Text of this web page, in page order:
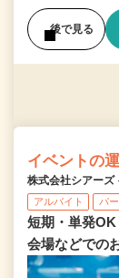
後で見る
イベントの
株式会社シアーズ
アルバイト パ
短期・単発
会場などでの